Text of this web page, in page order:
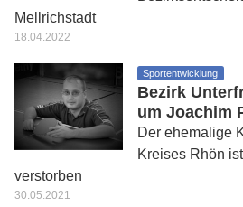
Mellrichstadt
18.04.2022
Sportentwicklung
Bezirk
um Joachim
Der ehemalige
Kreises Rhön
verstorben
30.05.2021